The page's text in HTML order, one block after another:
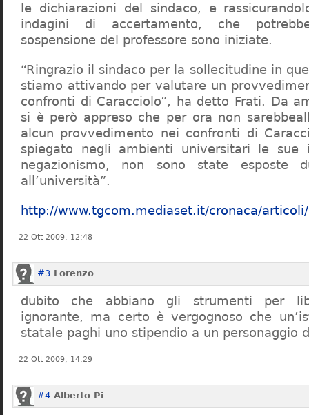
le dichiarazioni del sindaco, e
indagini di accertamento, che
sospensione del professore sono iniziate.
“Ringrazio il sindaco per la sollecitudine in
stiamo attivando per valutare un
confronti di Caracciolo”, ha detto Frati. Da
si è però appreso che per ora non
alcun provvedimento nei confronti di
spiegato negli ambienti universitari le sue
negazionismo, non sono state esposte
all’università”.
http://www.tgcom.mediaset.it/cronaca/
22 Ott 2009, 12:48
#3 Lorenzo
dubito che abbiano gli strumenti per
ignorante, ma certo è vergognoso che
statale paghi uno stipendio a un personaggio
22 Ott 2009, 14:29
#4 Alberto Pi